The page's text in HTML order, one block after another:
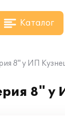
Каталог
8" у ИП
8" у